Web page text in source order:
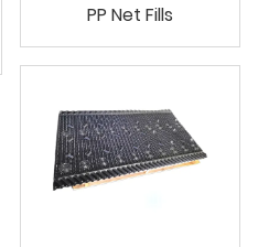
PP Net Fills